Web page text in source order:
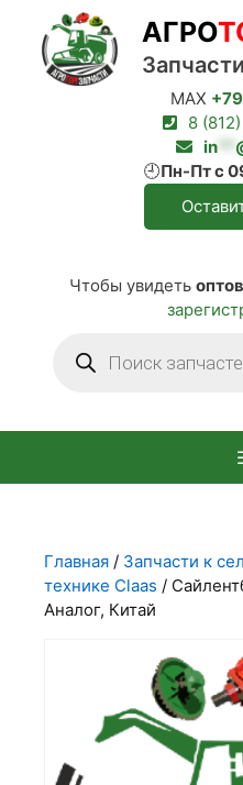
Перейти
содержимому
MAX
8
in
🕘Пн-Пт с
Чтобы увидеть
товаров
АГРО
Главная / Запчасти к
технике Claas /
Аналог, Китай